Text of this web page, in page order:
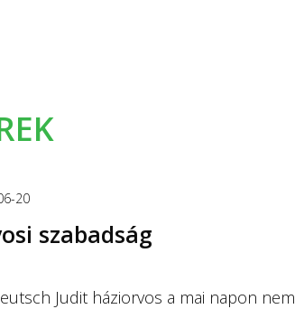
20
szabadság
Judit háziorvos a mai napon nem